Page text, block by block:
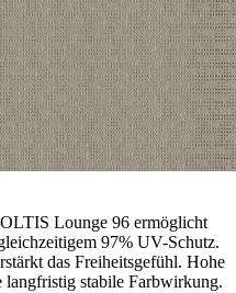
Lounge 96 ermöglicht
97% UV-Schutz.
das Freiheitsgefühl. Hohe
stabile Farbwirkung.